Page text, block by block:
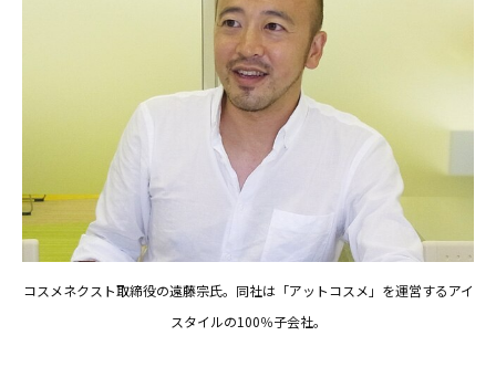
コスメネクスト取締役の遠藤宗氏。同社は「アットコスメ」を運営するアイ
スタイルの100％子会社。